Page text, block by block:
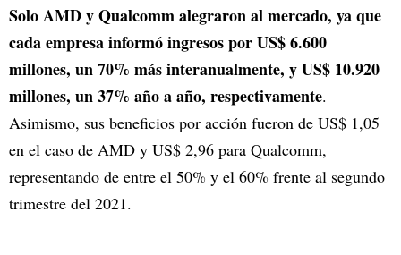
Solo AMD y Qualcomm alegraron al mercado, ya que
cada empresa informó ingresos por US$ 6.600
millones, un 70% más interanualmente, y US$ 10.920
millones, un 37% año a año, respectivamente.
Asimismo, sus beneficios por acción fueron de US$ 1,05
en el caso de AMD y US$ 2,96 para Qualcomm,
representando de entre el 50% y el 60% frente al segundo
trimestre del 2021.